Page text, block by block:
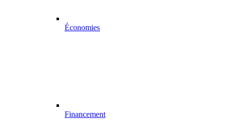
Économies
Financement